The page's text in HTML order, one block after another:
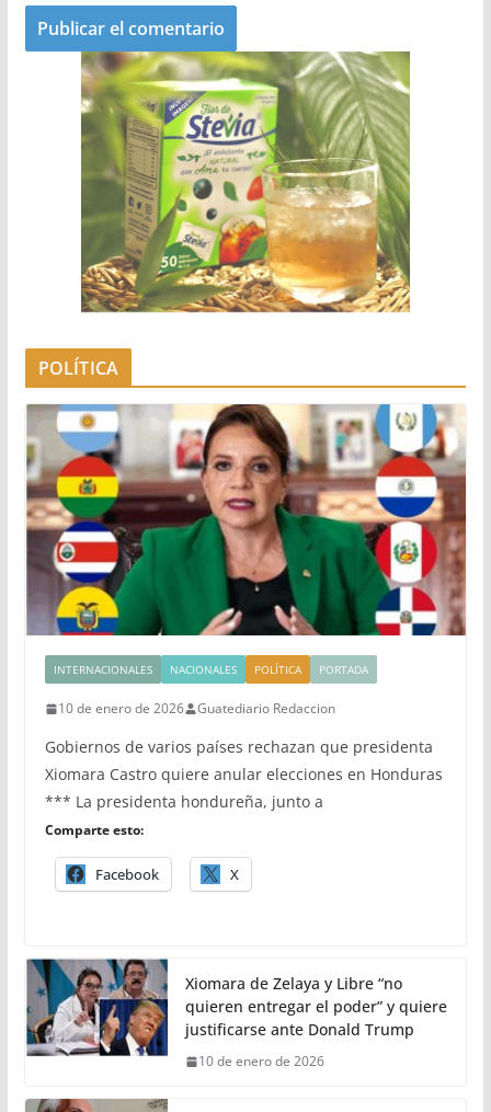
POLÍTICA
INTERNACIONALES NACIONALES POLÍTICA PORTADA
10 de enero de 2026 Guatediario Redaccion
Gobiernos de varios países rechazan que presidenta
Xiomara Castro quiere anular elecciones en Honduras
*** La presidenta hondureña, junto a
Comparte esto:
Facebook X
Xiomara de Zelaya y Libre “no
quieren entregar el poder” y quiere
justificarse ante Donald Trump
10 de enero de 2026